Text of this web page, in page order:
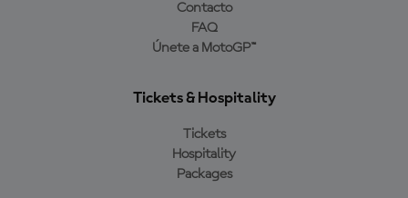
Contacto
FAQ
Únete a MotoGP™
Tickets & Hospitality
Tickets
Hospitality
Packages